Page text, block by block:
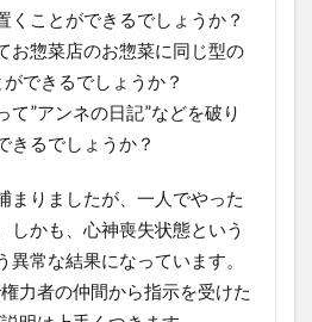
くことができるでしょうか？
お惣菜店のお惣菜に同じ型の
できるでしょうか？
”アンネの日記”などを破り
きるでしょうか？
りましたが、一人でやった
しかも、心神喪失状態という
異常な結果になっています。
力者の仲間から指示を受けた